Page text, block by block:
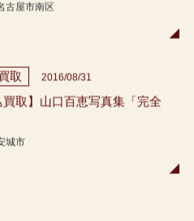
古屋市南区
取 2016/08/31
買取】山口百恵写真集「完全
城市